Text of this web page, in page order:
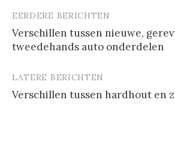
Berichtnavigatie
EERDERE BERICHTEN
Verschillen tussen nieuwe,
tweedehands auto onderdelen
LATERE BERICHTEN
Verschillen tussen hardhout en